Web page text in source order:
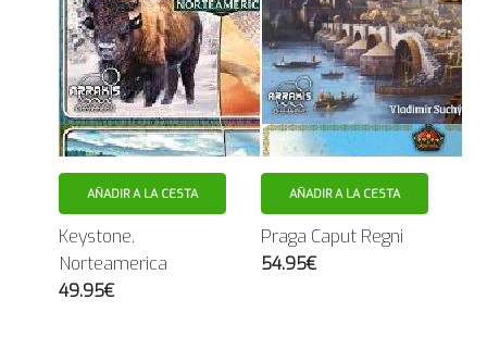
AÑADIR A LA CESTA
Keystone.
Norteamerica
49.95€
AÑADIR A LA CESTA
Praga Caput Regni
54.95€